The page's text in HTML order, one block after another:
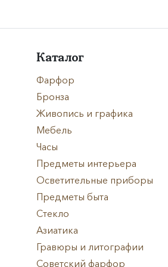
Каталог
Фарфор
Бронза
Живопись и графика
Мебель
Часы
Предметы интерьера
Осветительные приборы
Предметы быта
Стекло
Азиатика
Гравюры и литографии
Советский фарфор